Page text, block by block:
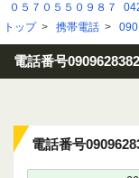
０５７０５５０９８７
05031118111 03-5244-
080-8047-9490 090
080-7022-1906
トップ> 携帯電話 > 090
電話番号
電話番号